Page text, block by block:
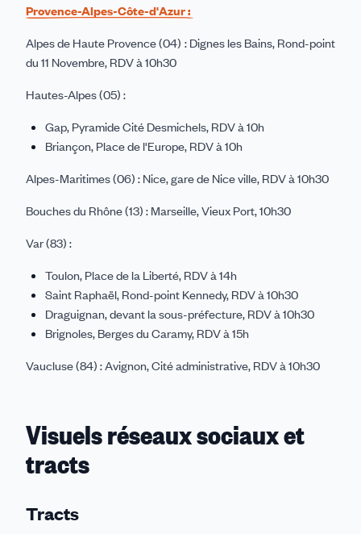
Provence-Alpes-Côte-d'Azur :
Alpes de Haute Provence (04) : Dignes les Bains, Rond-point
du 11 Novembre, RDV à 10h30
Hautes-Alpes (05) :
Gap, Pyramide Cité Desmichels, RDV à 10h
Briançon, Place de l'Europe, RDV à 10h
Alpes-Maritimes (06) : Nice, gare de Nice ville, RDV à 10h30
Bouches du Rhône (13) : Marseille, Vieux Port, 10h30
Var (83) :
Toulon, Place de la Liberté, RDV à 14h
Saint Raphaël, Rond-point Kennedy, RDV à 10h30
Draguignan, devant la sous-préfecture, RDV à 10h30
Brignoles, Berges du Caramy, RDV à 15h
Vaucluse (84) : Avignon, Cité administrative, RDV à 10h30
Visuels réseaux sociaux et
tracts
Tracts